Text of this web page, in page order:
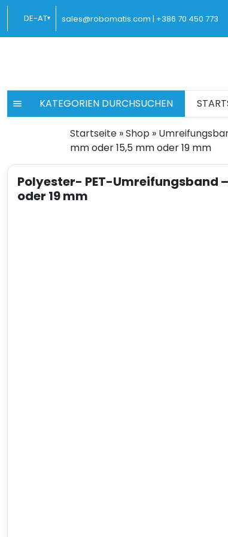
Zum
Inhalt
springen
DE-AT▾ sales@robomatis.com | +386 70 450 773
Battery Strapping Tools and Packing
KATEGORIEN DURCHSUCHEN
Startseite »Shop »
mm oder 15,5 mm oder 19 mm
Polyester- PET-Umreifungsband
oder 19 mm